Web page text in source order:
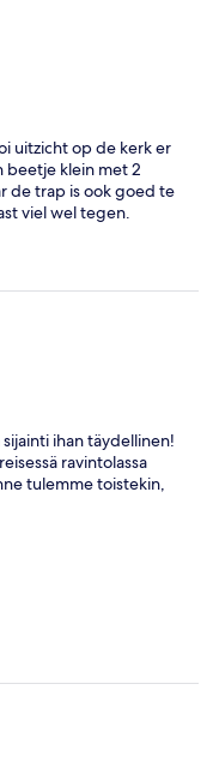
uitzicht op de kerk er
beetje klein met 2
de trap is ook goed te
viel wel tegen.
ihan täydellinen!
ravintolassa
tulemme toistekin,